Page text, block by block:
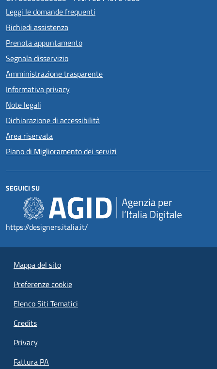
Leggi le domande frequenti
Richiedi assistenza
Prenota appuntamento
Segnala disservizio
Amministrazione trasparente
Informativa privacy
Note legali
Dichiarazione di accessibilità
Area riservata
Piano di Miglioramento dei servizi
SEGUICI SU
https://designers.italia.it/
Mappa del sito
Preferenze cookie
Elenco Siti Tematici
Credits
Privacy
Fattura PA